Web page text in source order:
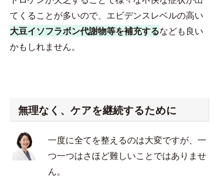
てくることが多いので、エビデンスレベルの高い
大豆イソフラボン代謝物等を補充するなども良い
かもしれません。
無理なく、ケアを継続するために
一度に全てを整えるのは大変ですが、一
つ一つはさほど難しいことではありませ
ん。